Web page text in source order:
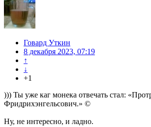
Говард Уткин
8 декабря 2023, 07:19
↑
↓
+1
))) Ты уже каг монека отвечать стал:
Фридрихэнгельсович.» ©
Ну, не интересно, и ладно.